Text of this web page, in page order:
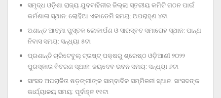
ସମୃଦ୍ଧ ଓଡ଼ିଶା ରାଜ୍ୟ ଯୁବବାହିନୀର ଜିଲ୍ଲା ସ୍ତରୀୟ କମିଟି ଗଠନ ପାଇଁ
କର୍ମଶାଳା ସ୍ଥାନ: ଲୋହିଆ ଏକାଡେମି ସମୟ: ଅପରାହ୍‌ଣ ୪ଟା
ଅଶାନ୍ତ ଆତ୍ମା ପୁସ୍ତକ ଲୋକାର୍ପଣ ଓ ସାରସ୍ବତ ସମାରୋହ ସ୍ଥାନ: ପାନ୍ଥ
ନିବାସ ସମୟ: ସନ୍ଧ୍ୟା ୫ଟା
ପ୍ରଶାନ୍ତି ଚାରିଟେବୁଲ୍‌ ଟ୍ରଷ୍ଟ୍‌ ପକ୍ଷରୁ ଶ୍ରେଷ୍ଠ ଓଡ଼ିଆଣୀ ୨୦୨୨
ପୁରସ୍କାର ବିତରଣ ସ୍ଥାନ: ଜୟଦେବ ଭବନ ସମୟ: ସନ୍ଧ୍ୟା ୬ଟା
ସାଂସଦ ଅପରାଜିତା ଷଡ଼ଙ୍ଗୀଙ୍କ ସାମ୍ବାଦିକ ସମ୍ମିଳନୀ ସ୍ଥାନ: ସାଂସଦଙ୍କ
କାର୍ଯ୍ୟାଳୟ ସମୟ: ପୂର୍ବାହ୍ନ ୧୧ଟା